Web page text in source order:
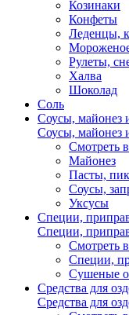
Козинаки
Конфеты
Леденцы,
Рулеты,
Халва
Шоколад
Соль
Соусы, майонез
Соусы, майонез
Смотреть
Майонез
Пасты,
Соусы,
Уксусы
Специи,
Специи,
Смотреть
Специи,
Сушеные
Средства для
Средства для